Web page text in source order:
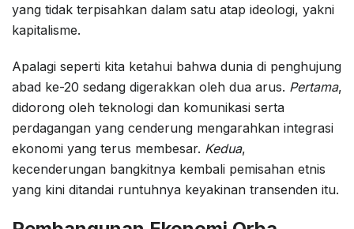
yang tidak terpisahkan dalam satu atap ideologi, yakni
kapitalisme.
Apalagi seperti kita ketahui bahwa dunia di penghujung
abad ke-20 sedang digerakkan oleh dua arus. Pertama,
didorong oleh teknologi dan komunikasi serta
perdagangan yang cenderung mengarahkan integrasi
ekonomi yang terus membesar. Kedua,
kecenderungan bangkitnya kembali pemisahan etnis
yang kini ditandai runtuhnya keyakinan transenden itu.